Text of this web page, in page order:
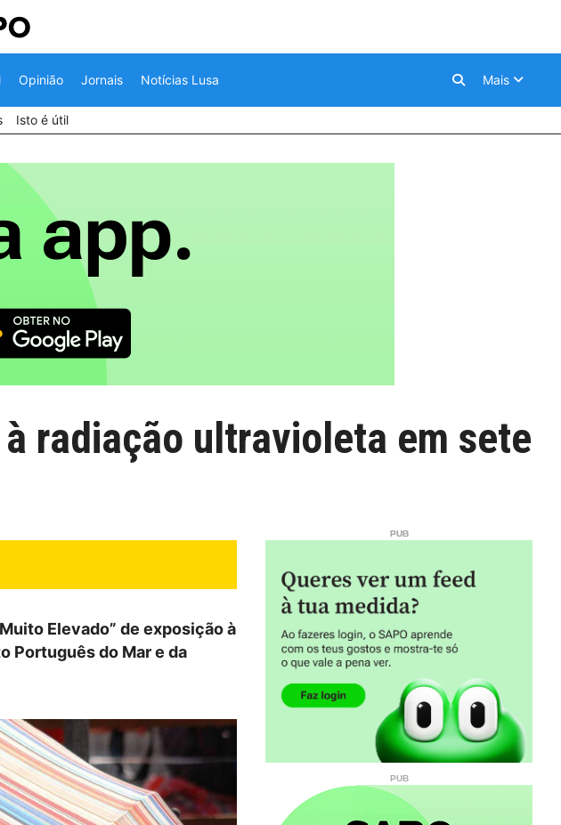
Opinião Jornais Notícias Lusa Mais
Isto é útil
radiação ultravioleta em sete
Elevado” de exposição à
Português do Mar e da